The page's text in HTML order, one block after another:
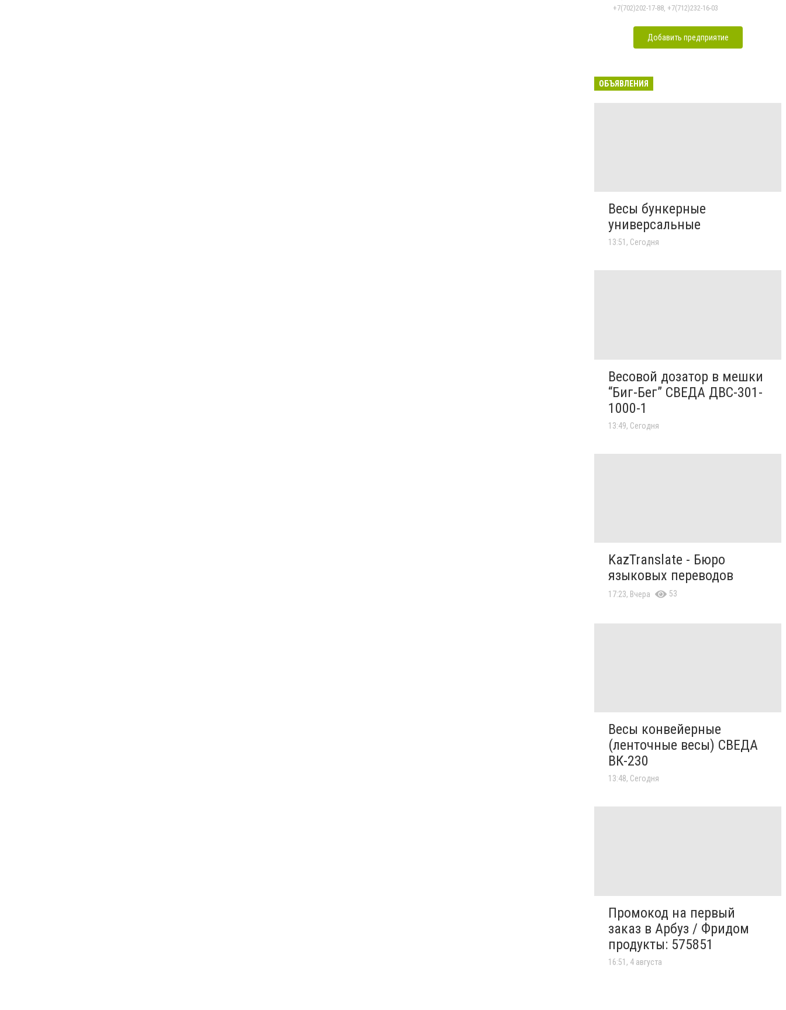
+7(702)202-17-88, +7(712)232-16-03
Добавить предприятие
ОБЪЯВЛЕНИЯ
Весы бункерные
универсальные
13:51, Сегодня
Весовой дозатор в мешки
“Биг-Бег” СВЕДА ДВС-301-
1000-1
13:49, Сегодня
KazTranslate - Бюро
языковых переводов
17:23, Вчера 53
Весы конвейерные
(ленточные весы) СВЕДА
ВК-230
13:48, Сегодня
Промокод на первый
заказ в Арбуз / Фридом
продукты: 575851
16:51, 4 августа